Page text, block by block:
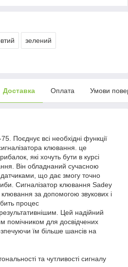
зелений
Доставка Оплата Умови
Поєднує всі необхідні функції
клювання. це
які хочуть бути в курсі
Він обладнаний сучасною
що дає змогу точно
Сигналізатор клювання Sadey
за допомогою звукових і
процес
Цей надійний
помічником для досвідчених
їм більше шансів на
та чутливості сигналу